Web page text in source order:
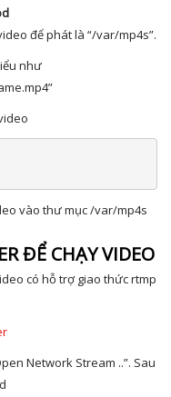
để phát là “/var/mp4s”.
như
vào thư mục /var/mp4s
ĐỂ CHẠY VIDEO
có hỗ trợ giao thức rtmp
Network Stream ..”. Sau